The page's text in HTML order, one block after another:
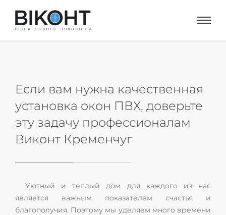
Если вам нужна качественная
установка окон ПВХ, доверьте
эту задачу профессионалам
Виконт Кременчуг
Уютный и теплый дом для каждого из нас
является важным показателем счастья и
благополучия. Поэтому мы уделяем много времени